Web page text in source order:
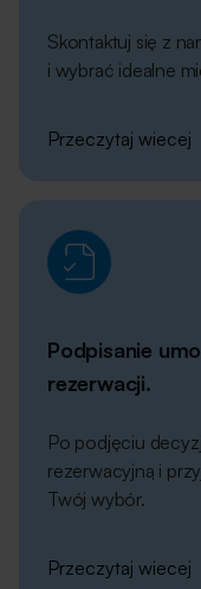
Skontaktuj się z
i wybrać idealne
Przeczytaj wiecej
Podpisanie
rezerwacji.
Po podjęciu
rezerwacyjną i
Twój wybór.
Przeczytaj wiecej